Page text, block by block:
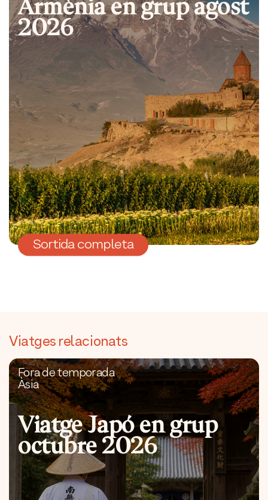
2026
Sortida completa
Viatges relacionats
Fora de temporada
Àsia
Viatge Japó en grup
octubre 2026